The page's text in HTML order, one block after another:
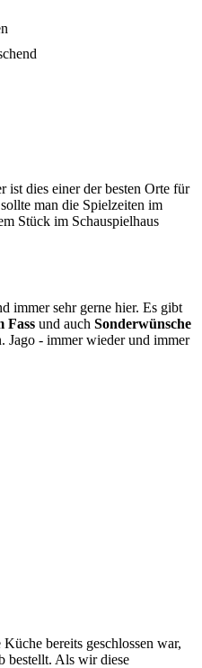
ist dies einer der besten Orte für
man die Spielzeiten im
Stück im Schauspielhaus
immer sehr gerne hier. Es gibt
Fass und auch Sonderwünsche
Jago - immer wieder und immer
bereits geschlossen war,
bestellt. Als wir diese